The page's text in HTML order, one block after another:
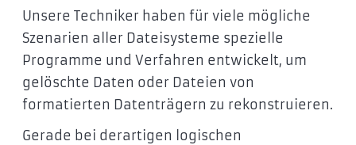
Unsere Techniker haben für viele mögliche
Szenarien aller Dateisysteme spezielle
Programme und Verfahren entwickelt, um
gelöschte Daten oder Dateien von
formatierten Datenträgern zu rekonstruieren.
Gerade bei derartigen logischen